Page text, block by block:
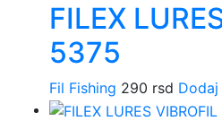
FILEX
5375
Fil Fishing 290 rsd